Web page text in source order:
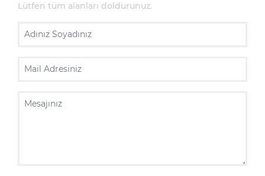
Lütfen tüm alanları doldurunuz.
Adınız Soyadınız
Mail Adresiniz
Mesajınız